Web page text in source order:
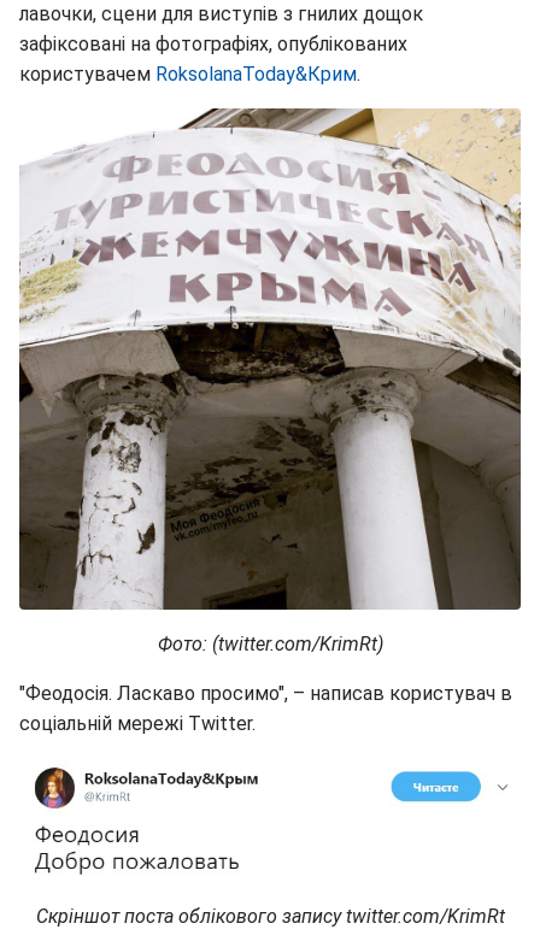
лавочки, сцени для виступів з гнилих дощок
зафіксовані на фотографіях, опублікованих
користувачем RoksolanaToday&Крим.
Фото: (twitter.com/KrimRt)
"Феодосія. Ласкаво просимо", – написав користувач в
соціальній мережі Twitter.
Скріншот поста облікового запису twitter.com/KrimRt